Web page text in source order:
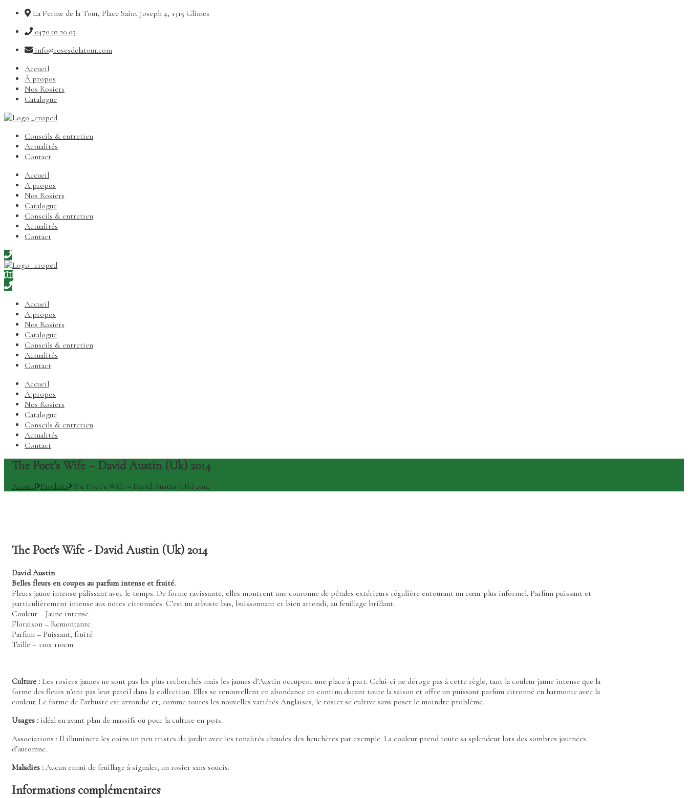
La Ferme de la Tour, Place Saint Joseph 4, 1315 Glimes
0470 02 20 05
info@rosesdelatour.com
Accueil
À propos
Nos Rosiers
Catalogue
Conseils & entretien
Actualités
Contact
Accueil
À propos
Nos Rosiers
Catalogue
Conseils & entretien
Actualités
Contact
Accueil
À propos
Nos Rosiers
Catalogue
Conseils & entretien
Actualités
Contact
Accueil
À propos
Nos Rosiers
Catalogue
Conseils & entretien
Actualités
Contact
The Poet’s Wife – David Austin (Uk) 2014
Accueil Produits The Poet’s Wife – David Austin (Uk) 2014
The Poet's Wife - David Austin (Uk) 2014
David Austin
Belles fleurs en coupes au parfum intense et fruité.
Fleurs jaune intense pâlissant avec le temps. De forme ravissante, elles montrent une couronne de pétales extérieurs régulière entourant un cœur plus informel. Parfum puissant et
particulièrement intense aux notes citronnées. C’est un arbuste bas, buissonnant et bien arrondi, au feuillage brillant.
Couleur – Jaune intense
Floraison – Remontante
Parfum – Puissant, fruité
Taille – 110x 110cm
Culture : Les rosiers jaunes ne sont pas les plus recherchés mais les jaunes d’Austin occupent une place à part. Celui-ci ne déroge pas à cette règle, tant la couleur jaune intense que la
forme des fleurs n’ont pas leur pareil dans la collection. Elles se renouvellent en abondance en continu durant toute la saison et offre un puissant parfum citronné en harmonie avec la
couleur. Le forme de l’arbuste est arrondie et, comme toutes les nouvelles variétés Anglaises, le rosier se cultive sans poser le moindre problème.
Usages : idéal en avant plan de massifs ou pour la culture en pots.
Associations : Il illuminera les coins un peu tristes du jardin avec les tonalités chaudes des heuchères par exemple. La couleur prend toute sa splendeur lors des sombres journées
d’automne.
Maladies : Aucun ennui de feuillage à signaler, un rosier sans soucis.
Informations complémentaires